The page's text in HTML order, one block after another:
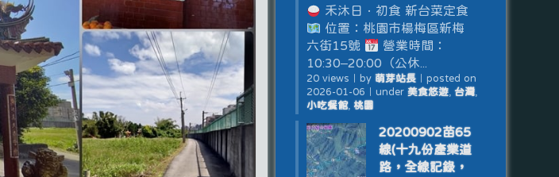
禾沐日．初食 新台菜定食
位置：桃園市楊梅區新梅
六街15號
營業時間：
10:30–20:00（公休...
20 views by 萌芽站長｜ posted on
2026-01-06
under 美食悠遊, 台灣,
小吃餐館, 桃園
20200902苗65
線(十九份產業道
路，全線記錄，